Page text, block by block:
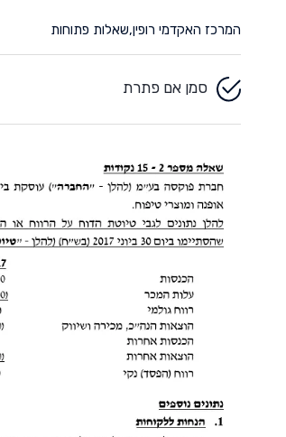
המרכז האקדמי רופין,שאלות פתוחות
סמן אם פתרת